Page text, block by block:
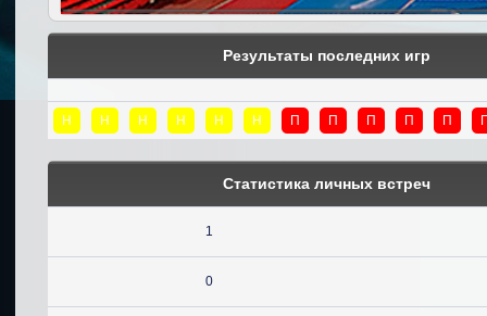
Результаты последних игр
Н Н Н Н Н Н П П П П П
Статистика личных встреч
1
0